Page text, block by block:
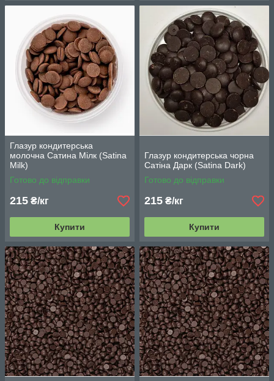
Глазур кондитерська
молочна Сатина Мілк (Satina
Milk)
Готово до відправки
215 ₴/кг
Купити
Глазур кондитерська чорна
Сатіна Дарк (Satina Dark)
Готово до відправки
215 ₴/кг
Купити